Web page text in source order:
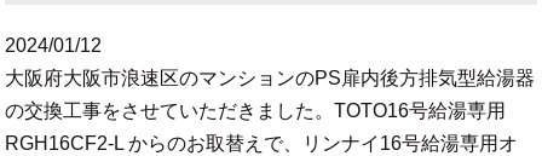
2024/01/12
大阪府大阪市浪速区のマンションのPS扉内後方排気型給湯器
の交換工事をさせていただきました。TOTO16号給湯専用
RGH16CF2-L からのお取替えで、リンナイ16号給湯専用オ